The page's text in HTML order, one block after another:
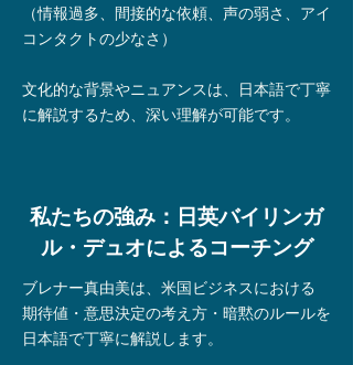
（情報過多、間接的な依頼、声の弱さ、アイ
コンタクトの少なさ）
文化的な背景やニュアンスは、日本語で丁寧
に解説するため、深い理解が可能です。
私たちの強み：日英バイリンガ
ル・デュオによるコーチング
ブレナー真由美は、米国ビジネスにおける
期待値・意思決定の考え方・暗黙のルールを
日本語で丁寧に解説します。